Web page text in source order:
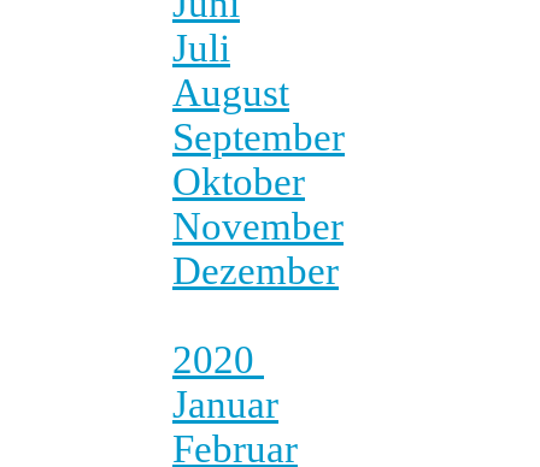
Juli
August
September
Oktober
November
Dezember
2020
Januar
Februar